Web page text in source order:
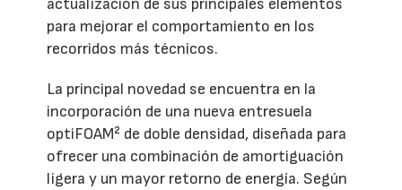
actualización de sus principales elementos
para mejorar el comportamiento en los
recorridos más técnicos.
La principal novedad se encuentra en la
incorporación de una nueva entresuela
optiFOAM² de doble densidad, diseñada para
ofrecer una combinación de amortiguación
ligera y un mayor retorno de energía. Según